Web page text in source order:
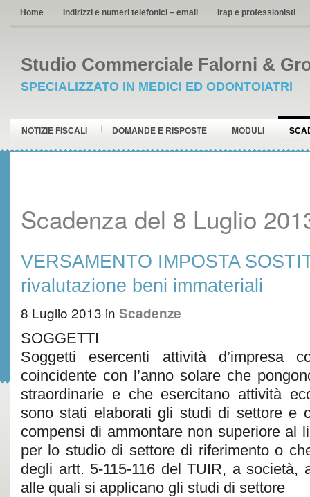
Home Indirizzi e numeri telefonici – email Irap e professionisti
Studio Commerciale Falorni &
SPECIALIZZATO IN MEDICI ED ODONTOIATRI
NOTIZIE FISCALI DOMANDE E RISPOSTE MODULI
Scadenza del 8 Luglio
VERSAMENTO IMPOSTA
rivalutazione beni immateriali
8 Luglio 2013 in Scadenze
SOGGETTI
Soggetti esercenti attività d’impresa
coincidente con l’anno solare che
straordinarie e che esercitano attività
sono stati elaborati gli studi di settore e
compensi di ammontare non superiore al
per lo studio di settore di riferimento o
degli artt. 5-115-116 del TUIR, a società,
alle quali si applicano gli studi di settore